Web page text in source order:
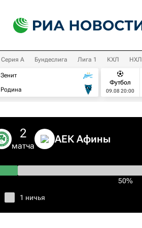
Серия А Бундеслига Лига 1 КХЛ НХЛ
Зенит
Родина
Футбол
09.08 20:00
2
матча
АЕК Афины
50%
1 ничья